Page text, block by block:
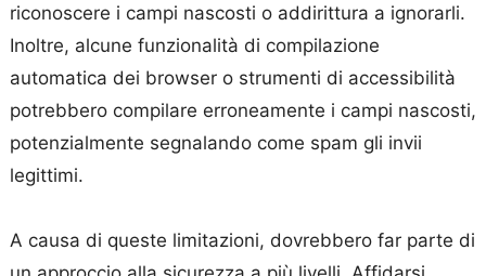
riconoscere i campi nascosti o addirittura a ignorarli.
Inoltre, alcune funzionalità di compilazione
automatica dei browser o strumenti di accessibilità
potrebbero compilare erroneamente i campi nascosti,
potenzialmente segnalando come spam gli invii
legittimi.
A causa di queste limitazioni, dovrebbero far parte di